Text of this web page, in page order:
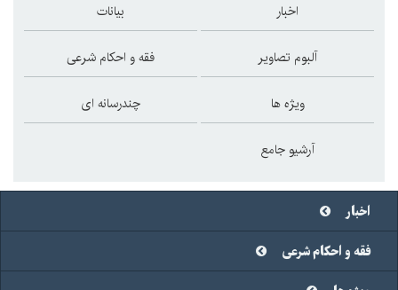
اخبار بیانات
آلبوم تصاویر فقه و احکام شرعی
ویژه ها چندرسانه ای
آرشیو جامع
اخبار
فقه و احکام شرعی